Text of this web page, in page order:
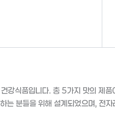
강식품입니다. 총 5가지 맛의 제
는 분들을 위해 설계되었으며, 전자